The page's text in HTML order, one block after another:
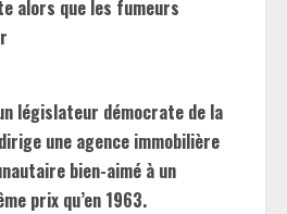
alors que les fumeurs
législateur démocrate de la
une agence immobilière
bien-aimé à un
prix qu’en 1963.